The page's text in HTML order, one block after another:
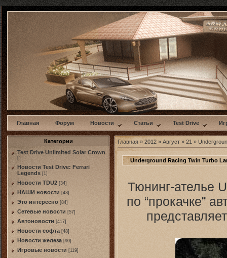
w
Главная Форум Новости Статьи Test Drive
Категории
Test Drive Unlimited Solar Crown
[1]
Новости Test Drive: Ferrari
Legends [1]
Новости TDU2 [34]
НАШИ новости [43]
Это интересно [84]
Сетевые новости [57]
Автоновости [417]
Новости софта [48]
Новоcти железа [90]
Игровые новости [119]
Главная » 2012 » Август » 21 »
Underground Racing Twin Turbo
Тюнинг-ателье
по “прокачке”